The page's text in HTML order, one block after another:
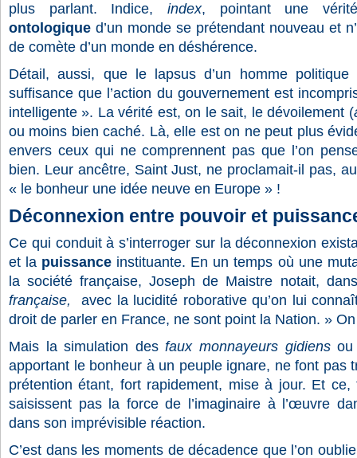
plus parlant. Indice, index, pointant une
ontologique d’un monde se prétendant nouveau et
de comète d’un monde en déshérence.
Détail, aussi, que le lapsus d’un homme
suffisance que l’action du gouvernement est
intelligente ». La vérité est, on le sait, le dévoilement (
ou moins bien caché. Là, elle est on ne peut plus
envers ceux qui ne comprennent pas que l’on
bien. Leur ancêtre, Saint Just, ne proclamait-il pas,
« le bonheur une idée neuve en Europe » !
Déconnexion entre pouvoir et
Ce qui conduit à s’interroger sur la déconnexion
et la puissance instituante. En un temps où une
la société française, Joseph de Maistre notait,
française,
avec la lucidité roborative qu’on lui
droit de parler en France, ne sont point la Nation. »
Mais la simulation desfaux monnayeurs gidiensou
apportant le bonheur à un peuple ignare, ne font pas
prétention étant, fort rapidement, mise à jour. Et
saisissent pas la force de l’imaginaire à l’œuvre
dans son imprévisible réaction.
C’est dans les moments de décadence que l’on